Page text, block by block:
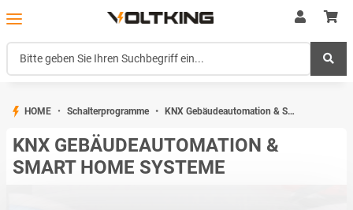
HOME Schalterprogramme KNX Gebäudeautomation & Smart Home Systeme
KNX GEBÄUDEAUTOMATION &
SMART HOME SYSTEME